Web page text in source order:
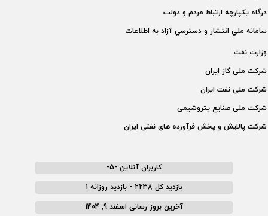
درگاه يكپارچه ارتباط مردم و دولت
سامانه ملي انتشار و دسترسي آزاد به اطلاعات
وزارت نفت
شركت ملی گاز ايران
شركت ملی نفت ايران
شركت ملی صنايع پتروشيمی
شركت پالايش و پخش فرآورده های نفتی ايران
کاربران آنلاین -5-
بازدید کل 2238 - بازدید روزانه 1
آخرین بروز رسانی اسفند 9, 1404